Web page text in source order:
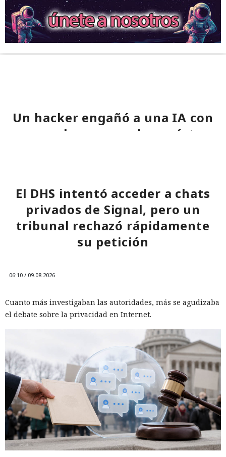
Un hacker engañó a una IA con
«es solo una prueba» y ésta
11:24 / 09.08.2026
Delincuentes descubren una forma alarmantemente
sencilla de convertir chatbots en cómplices de ataques
Las herramientas de IA gradualmente dejan de ser para los
atacantes solo una fuente de sugerencias y cada vez más
forman parte del propio ataque. Cisco Talosestudiólos
registros de uso de IA y descubrió que los modelos de
lenguaje ya ayudan a los hackers a crear herramientas
El DHS intentó acceder a chats
privados de Signal, pero un
tribunal rechazó rápidamente
su petición
06:10 / 09.08.2026
Cuanto más investigaban las autoridades, más se agudizaba
el debate sobre la privacidad en Internet.